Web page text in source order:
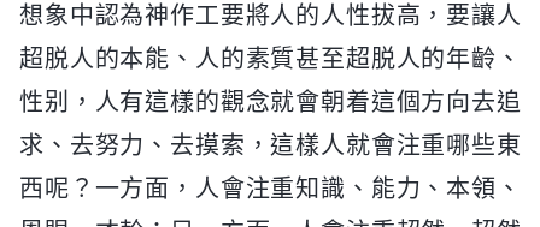
想象中認為神作工要將人的人性拔高，要讓人
超脱人的本能、人的素質甚至超脱人的年齡、
性别，人有這樣的觀念就會朝着這個方向去追
求、去努力、去摸索，這樣人就會注重哪些東
西呢？一方面，人會注重知識、能力、本領、